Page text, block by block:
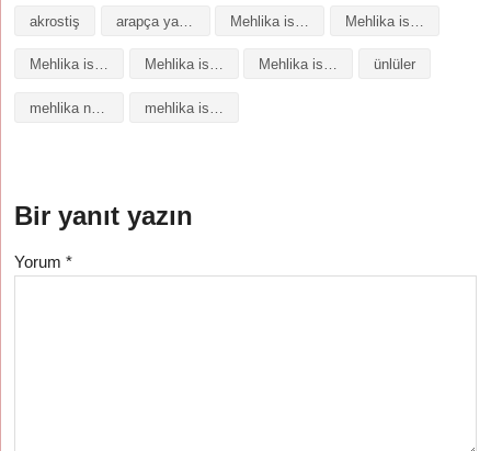
akrostiş arapça yazılışı
Mehlika isminin baş harfleriyle şiir Mehlika isminin kökeni Mehlika isminin numerolojisi ünlüler
Bir yanıt yazın
Yorum*